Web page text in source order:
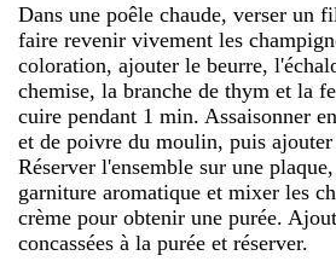
Dans une poêle chaude, verser un
faire revenir vivement les
coloration, ajouter le beurre,
chemise, la branche de thym et la
cuire pendant 1 min. Assaisonner
et de poivre du moulin, puis ajouter
Réserver l'ensemble sur une
garniture aromatique et mixer les
crème pour obtenir une purée.
concassées à la purée et réserver.